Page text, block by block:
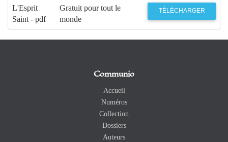
L'Esprit
Saint - pdf
Gratuit pour tout le
monde
TÉLÉCHARGER
Communio
Accueil
Numéros
Collection
Dossiers
Auteurs